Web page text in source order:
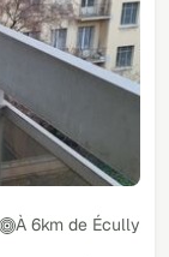
À 6km de Écully